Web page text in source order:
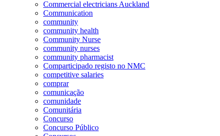
Commercial electricians Auckland
Communication
community
community health
Community Nurse
community nurses
community pharmacist
Comparticipado registo no NMC
competitive salaries
comprar
comunicação
comunidade
Comunitária
Concurso
Concurso Público